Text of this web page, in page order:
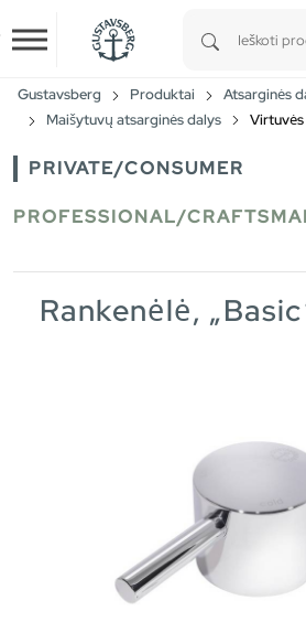
Skip to main content
Gustavsberg Produktai
Atsarginės
Maišytuvų atsarginės dalys
PRIVATE/CONSUMER
PROFESSIONAL/
Rankenėlė,